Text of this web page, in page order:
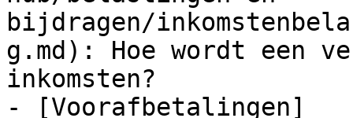
bijdragen/
g.md): Hoe wordt een
inkomsten?
- [Voorafbetalingen]